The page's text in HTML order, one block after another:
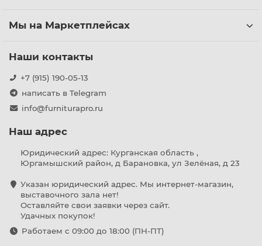
Мы на Маркетплейсах
Наши контакты
+7 (915) 190-05-13
написать в Telegram
info@furniturapro.ru
Наш адрес
Юридический адрес: Курганская область ,
Юргамышский район, д Барановка, ул Зелёная, д 23
Указан юридический адрес. Мы интернет-магазин,
выставочного зала нет!
Оставляйте свои заявки через сайт.
Удачных покупок!
Работаем с 09:00 до 18:00 (ПН-ПТ)